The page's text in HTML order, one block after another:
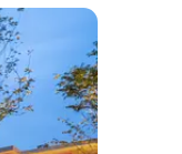
島竜司。